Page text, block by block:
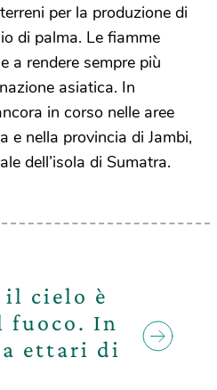
per la produzione di
di palma. Le fiamme
a rendere sempre più
asiatica. In
in corso nelle aree
e nella provincia di Jambi,
dell’isola di Sumatra.
il cielo è
fuoco. In
ettari di